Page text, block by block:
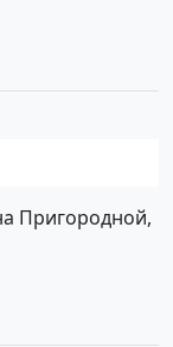
Пригородной,